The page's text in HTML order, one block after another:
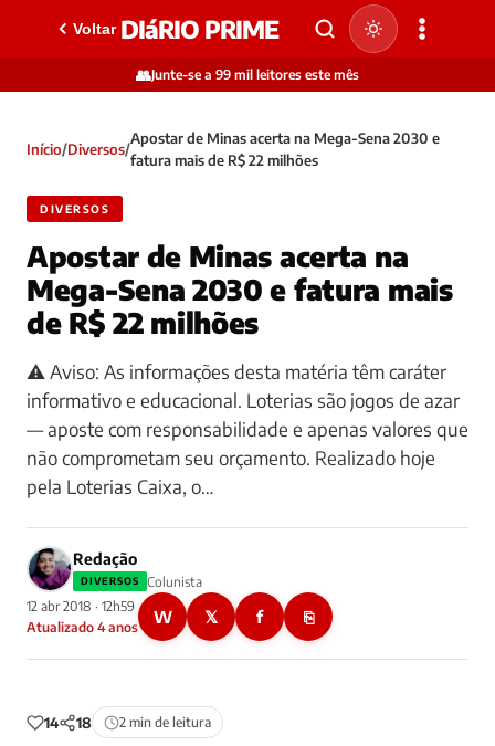
Voltar DIáRIO PRIME
👥Junte-se a 99 mil leitores este mês
Início/Diversos/
Apostar de Minas acerta na Mega-Sena 2030 e
fatura mais de R$ 22 milhões
DIVERSOS
Apostar de Minas acerta na
Mega-Sena 2030 e fatura mais
de R$ 22 milhões
⚠️ Aviso: As informações desta matéria têm caráter
informativo e educacional. Loterias são jogos de azar
— aposte com responsabilidade e apenas valores que
não comprometam seu orçamento. Realizado hoje
pela Loterias Caixa, o…
Redação
DIVERSOS
Colunista
12 abr 2018 · 12h59
Atualizado 4 anos
W 𝕏 f ⎘
14 18 2 min de leitura